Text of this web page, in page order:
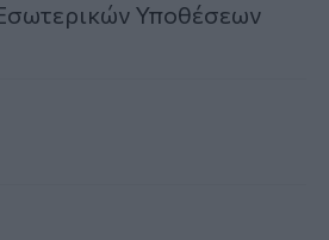
Υποθέσεων